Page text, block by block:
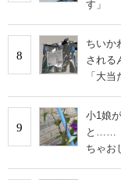
す」
8
ちいか
される
「大
9
小1娘
と……
ちゃお